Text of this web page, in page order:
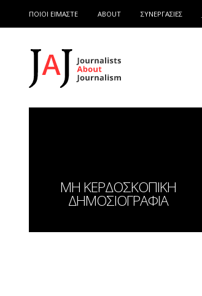
ΠΟΙΟΙ ΕΙΜΑΣΤΕ ABOUT ΣΥΝΕΡΓΑΣΙΕΣ
ΜΗ ΚΕΡΔΟΣΚΟΠΙΚΗ
ΔΗΜΟΣΙΟΓΡΑΦΙΑ